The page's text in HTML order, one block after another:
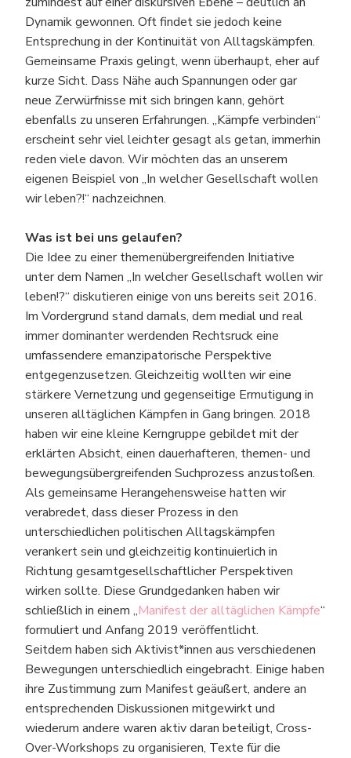
Dynamik gewonnen. Oft findet sie jedoch keine
Entsprechung in der Kontinuität von Alltagskämpfen.
Gemeinsame Praxis gelingt, wenn überhaupt, eher auf
kurze Sicht. Dass Nähe auch Spannungen oder gar
neue Zerwürfnisse mit sich bringen kann, gehört
ebenfalls zu unseren Erfahrungen. „Kämpfe verbinden“
erscheint sehr viel leichter gesagt als getan, immerhin
reden viele davon. Wir möchten das an unserem
eigenen Beispiel von „In welcher Gesellschaft wollen
wir leben?!“ nachzeichnen.
Was ist bei uns gelaufen?
Die Idee zu einer themenübergreifenden Initiative
unter dem Namen „In welcher Gesellschaft wollen wir
leben!?“ diskutieren einige von uns bereits seit 2016.
Im Vordergrund stand damals, dem medial und real
immer dominanter werdenden Rechtsruck eine
umfassendere emanzipatorische Perspektive
entgegenzusetzen. Gleichzeitig wollten wir eine
stärkere Vernetzung und gegenseitige Ermutigung in
unseren alltäglichen Kämpfen in Gang bringen. 2018
haben wir eine kleine Kerngruppe gebildet mit der
erklärten Absicht, einen dauerhafteren, themen- und
bewegungsübergreifenden Suchprozess anzustoßen.
Als gemeinsame Herangehensweise hatten wir
verabredet, dass dieser Prozess in den
unterschiedlichen politischen Alltagskämpfen
verankert sein und gleichzeitig kontinuierlich in
Richtung gesamtgesellschaftlicher Perspektiven
wirken sollte. Diese Grundgedanken haben wir
schließlich in einem „Manifest der alltäglichen Kämpfe“
formuliert und Anfang 2019 veröffentlicht.
Seitdem haben sich Aktivist*innen aus verschiedenen
Bewegungen unterschiedlich eingebracht. Einige haben
ihre Zustimmung zum Manifest geäußert, andere an
entsprechenden Diskussionen mitgewirkt und
wiederum andere waren aktiv daran beteiligt, Cross-
Over-Workshops zu organisieren, Texte für die